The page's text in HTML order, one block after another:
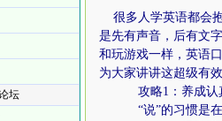
坛
很多人学英语都会
是先有声音，后有文
和玩游戏一样，英语
为大家讲讲这超级有
攻略1：养成认
“说”的习惯是在“听